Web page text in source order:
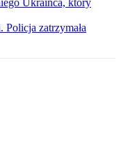
Ukraińca, który
zatrzymała